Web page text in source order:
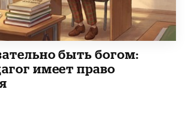
быть богом:
имеет право